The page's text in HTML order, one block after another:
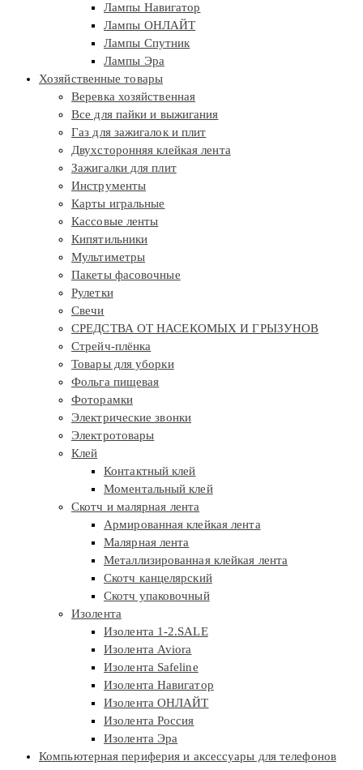
Лампы Навигатор
Лампы ОНЛАЙТ
Лампы Спутник
Лампы Эра
Хозяйственные товары
Веревка хозяйственная
Все для пайки и выжигания
Газ для зажигалок и плит
Двухсторонняя клейкая лента
Зажигалки для плит
Инструменты
Карты игральные
Кассовые ленты
Кипятильники
Мультиметры
Пакеты фасовочные
Рулетки
Свечи
СРЕДСТВА ОТ НАСЕКОМЫХ И ГРЫЗУНОВ
Стрейч-плёнка
Товары для уборки
Фольга пищевая
Фоторамки
Электрические звонки
Электротовары
Клей
Контактный клей
Моментальный клей
Скотч и малярная лента
Армированная клейкая лента
Малярная лента
Металлизированная клейкая лента
Скотч канцелярский
Скотч упаковочный
Изолента
Изолента 1-2.SALE
Изолента Aviora
Изолента Safeline
Изолента Навигатор
Изолента ОНЛАЙТ
Изолента Россия
Изолента Эра
Компьютерная периферия и аксессуары для телефонов